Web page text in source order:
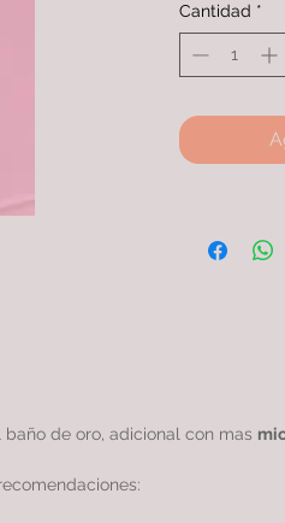
ARETE con
más micras,
calidad
Cantidad *
de oro, adicional con mas